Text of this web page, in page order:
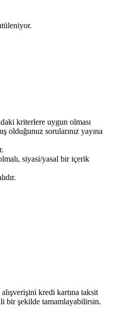
kriterlere uygun olması
olduğunuz sorularınız yayına
siyasi/yasal bir içerik
kredi kartına taksit
bir şekilde tamamlayabilirsin.